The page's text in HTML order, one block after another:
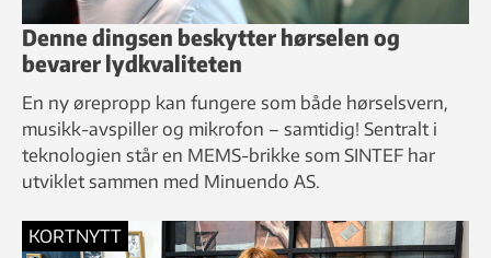
Denne dingsen beskytter hørselen og
bevarer lydkvaliteten
En ny ørepropp kan fungere som både hørselsvern,
musikk-avspiller og mikrofon – samtidig! Sentralt i
teknologien står en MEMS-brikke som SINTEF har
utviklet sammen med Minuendo AS.
KORTNYTT